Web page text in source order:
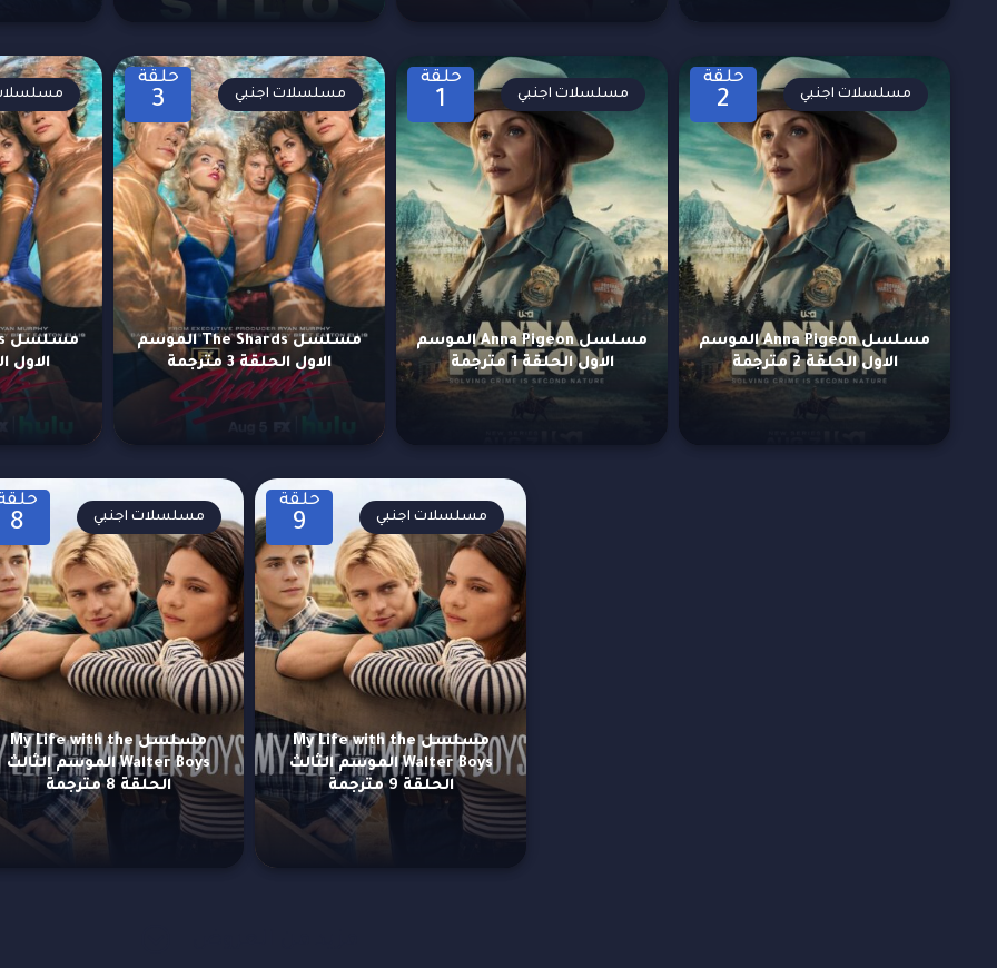
حلقة
2
مسلسل Anna Pigeon الموسم
الاول الحلقة 2 مترجمة
مسلسلات اجنبي
حلقة
1
مسلسل Anna Pigeon الموسم
الاول الحلقة 1 مترجمة
مسلسلات اجنبي
حلقة
3
مسلسل The Shards الموسم
الاول الحلقة 3 مترجمة
مسلسلات اجنبي
الاول
حلقة
9
مسلسل My Life with the
Walter Boys الموسم الثالث
الحلقة 9 مترجمة
مسلسلات اجنبي 8
مسلسل My Life with the
Walter Boys الموسم الثالث
الحلقة 8 مترجمة
مسلسلات اجنبي